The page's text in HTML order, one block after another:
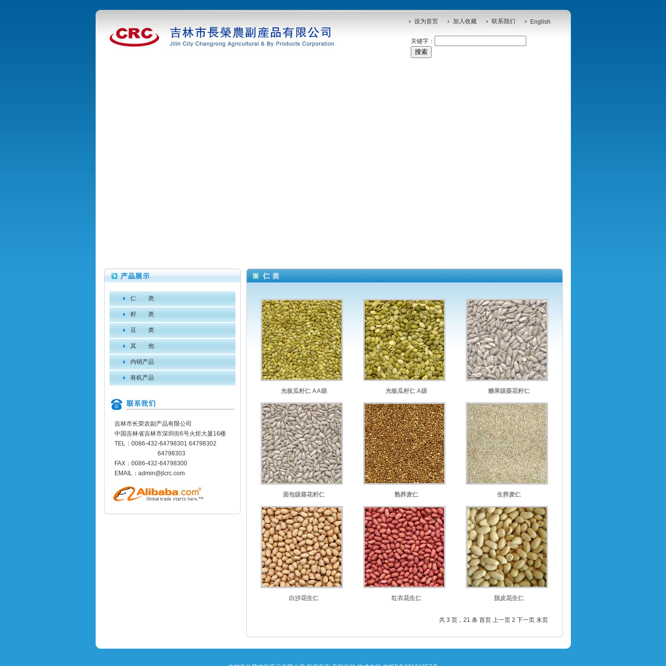
设为首页 加入收藏 联系我们 English
关键字：
仁 类
籽 类
豆 类
其 他
内销产品
有机产品
吉林市长荣农副产品有限公司
中国吉林省吉林市深圳街6号火炬大厦16楼
TEL：0086-432-64798301 64798302
64798303
FAX：0086-432-64798300
EMAIL：admin@jlcrc.com
光板瓜籽仁 AA级 光板瓜籽仁 A级 糖果级葵花籽仁
面包级葵花籽仁 熟荞麦仁 生荞麦仁
白沙花生仁 红衣花生仁 脱皮花生仁
共 3 页，21 条 首页 上一页 2 下一页 末页